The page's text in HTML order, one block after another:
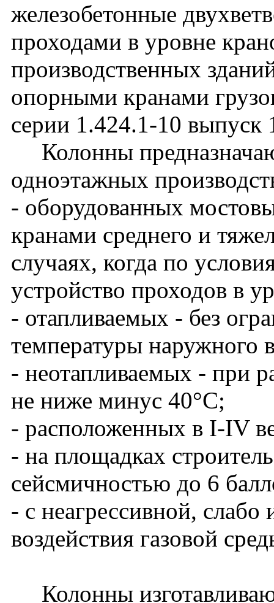
железобетонные
проходами в уровне
производственных
опорными кранами
серии 1.424.1-10 выпуск
Колонны
одноэтажных
- оборудованных
кранами среднего и
случаях, когда по
устройство проходов в
- отапливаемых - без
температуры наружного
- неотапливаемых - при
не ниже минус 40°С;
- расположенных в I-IV
- на площадках
сейсмичностью до 6
- с неагрессивной, слабо
воздействия газовой
Колонны